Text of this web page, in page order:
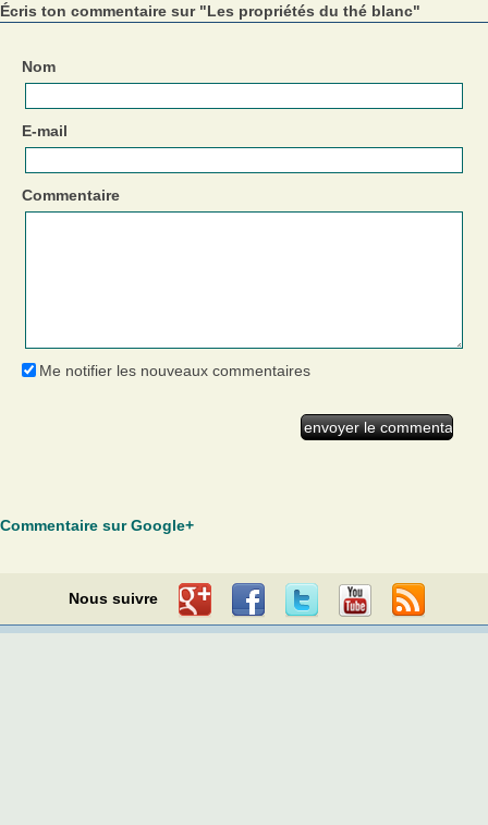
Écris ton commentaire sur "Les propriétés du thé blanc"
Nom
E-mail
Commentaire
Me notifier les nouveaux commentaires
Commentaire sur Google+
Nous suivre